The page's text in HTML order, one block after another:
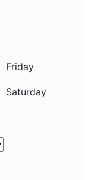
Friday
Saturday